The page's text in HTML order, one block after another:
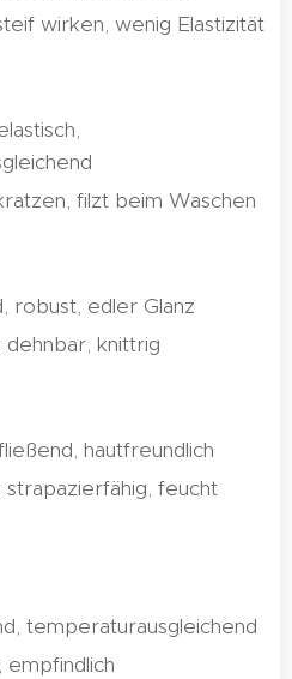
wirken, wenig Elastizität
filzt beim Waschen
robust, edler Glanz
dehnbar, knittrig
hautfreundlich
strapazierfähig, feucht
temperaturausgleichend